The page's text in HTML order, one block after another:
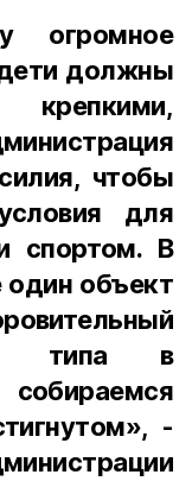
огромное
должны
чтобы
для
спортом. В
один объект
типа в
-